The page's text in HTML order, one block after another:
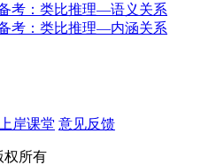
考：类比推理—语义关系
考：类比推理—内涵关系
上岸课堂 意见反馈
权所有